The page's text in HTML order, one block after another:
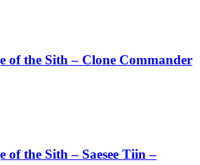
of the Sith – Clone Commander
of the Sith – Saesee Tiin –